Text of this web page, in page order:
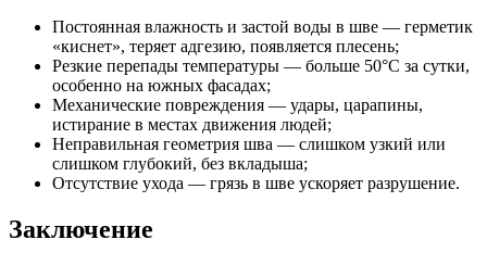
Постоянная влажность и застой воды в шве — герметик
«киснет», теряет адгезию, появляется плесень;
Резкие перепады температуры — больше 50°C за сутки,
особенно на южных фасадах;
Механические повреждения — удары, царапины,
истирание в местах движения людей;
Неправильная геометрия шва — слишком узкий или
слишком глубокий, без вкладыша;
Отсутствие ухода — грязь в шве ускоряет разрушение.
Заключение